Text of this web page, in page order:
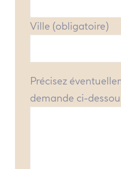
Ville (obligatoire)
Précisez
demande ci-